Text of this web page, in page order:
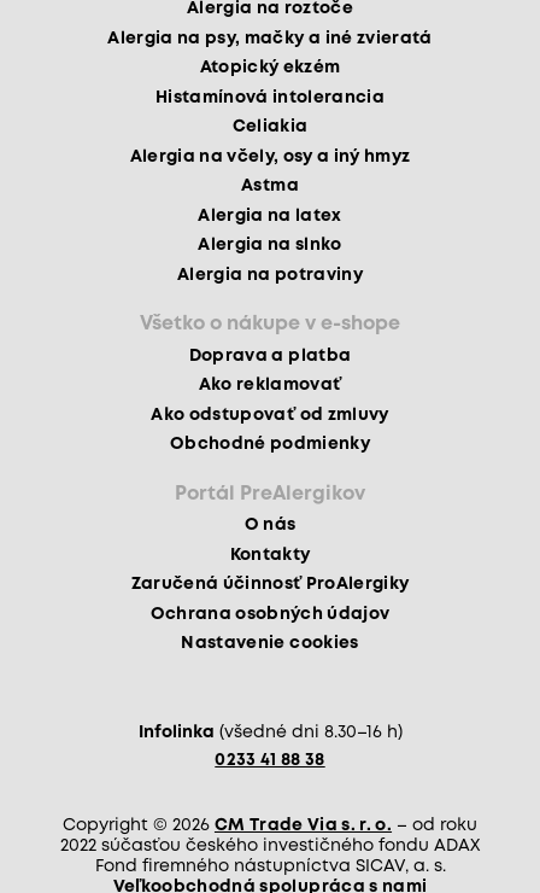
Alergia na roztoče
Alergia na psy, mačky a iné zvieratá
Atopický ekzém
Histamínová intolerancia
Celiakia
Alergia na včely, osy a iný hmyz
Astma
Alergia na latex
Alergia na slnko
Alergia na potraviny
Všetko o nákupe v e-shope
Doprava a platba
Ako reklamovať
Ako odstupovať od zmluvy
Obchodné podmienky
Portál PreAlergikov
O nás
Kontakty
Zaručená účinnosť ProAlergiky
Ochrana osobných údajov
Nastavenie cookies
Infolinka (všedné dni 8.30–16 h)
0233 41 88 38
Copyright © 2026 CM Trade Via s. r. o. – od roku
2022 súčasťou českého investičného fondu ADAX
Fond firemného nástupníctva SICAV, a. s.
Veľkoobchodná spolupráca s nami